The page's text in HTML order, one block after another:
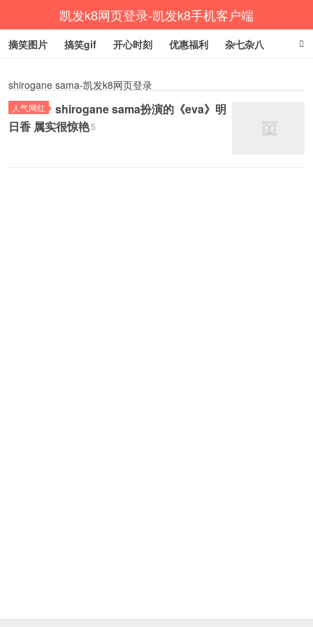
凯发k8网页登录-凯发k8手机客户端
摘笑图片 搞笑gif 开心时刻 优惠福利 杂七杂八
shirogane sama-凯发k8网页登录
人气网红
shirogane sama扮演的《eva》明
日香 属实很惊艳5